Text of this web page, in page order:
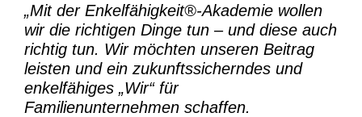
„Mit der Enkelfähigkeit®-Akademiewollen
wir die richtigen Dinge tun – und diese auch
richtig tun. Wir möchten unseren Beitrag
leisten und ein zukunftssicherndes und
enkelfähiges „Wir“ für
Familienunternehmen schaffen.